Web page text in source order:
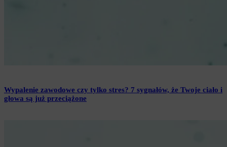
Wypalenie zawodowe czy tylko stres? 7 sygnałów, że Twoje ciało i
głowa są już przeciążone